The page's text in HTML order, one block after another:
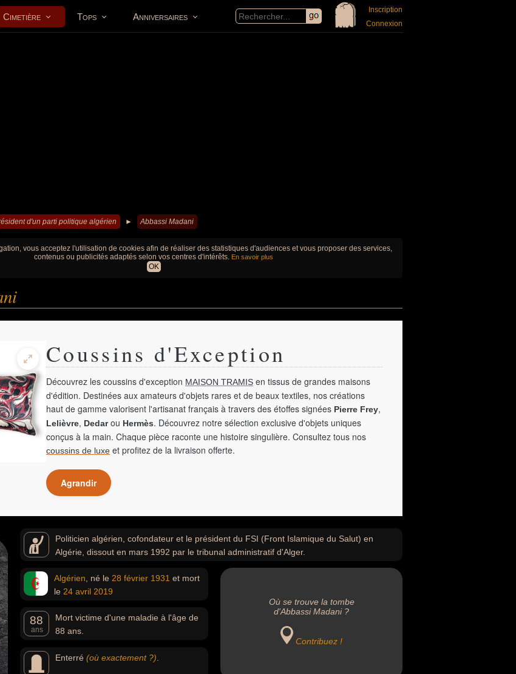
Cimetière Tops Anniversaires
Inscription
Connexion
d'un parti politique algérien ► Abbassi Madani
vous acceptez l'utilisation de cookies afin de réaliser des statistiques d'audiences et vous proposer des services,
contenus ou publicités adaptés selon vos centres d'intérêts. En savoir plus
OK
Coussins d'Exception
Découvrez les coussins d'exception MAISON TRAMIS en tissus de grandes maisons
d'édition. Destinées aux amateurs d'objets rares et de beaux textiles, nos créations
haut de gamme valorisent l'artisanat français à travers des étoffes signées Pierre Frey,
Lelièvre, Dedarou Hermès. Découvrez notre sélection exclusive d'objets uniques
conçus à la main. Chaque pièce raconte une histoire singulière. Consultez tous nos
coussins de luxe et profitez de la livraison offerte.
Agrandir
Politicien algérien, cofondateur et le président du FSI (Front Islamique du Salut) en
Algérie, dissout en mars 1992 par le tribunal administratif d'Alger.
Algérien , né le 28 février 1931 et mort
le 24 avril 2019
88
ans
Mort victime d'une maladie à l'âge de
88 ans.
Enterré (où exactement ?)
Où se trouve la tombe
d'Abbassi Madani ?
Contribuez !